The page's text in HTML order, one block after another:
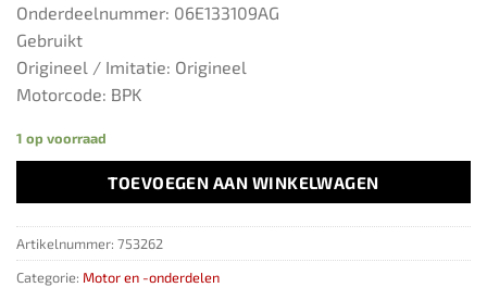
Onderdeelnummer: 06E133109AG
Gebruikt
Origineel / Imitatie: Origineel
Motorcode: BPK
1 op voorraad
TOEVOEGEN AAN WINKELWAGEN
Artikelnummer: 753262
Categorie: Motor en -onderdelen